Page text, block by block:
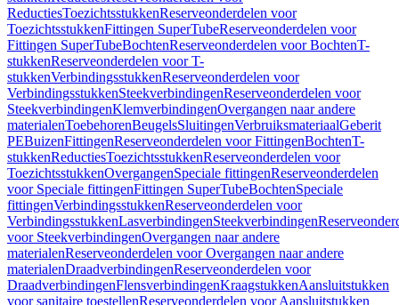
ReductiesToezichtsstukkenReserveonderdelen voor
ToezichtsstukkenFittingen SuperTubeReserveonderdelen voor
Fittingen SuperTubeBochtenReserveonderdelen voor BochtenT-
stukkenReserveonderdelen voor T-
stukkenVerbindingsstukkenReserveonderdelen voor
VerbindingsstukkenSteekverbindingenReserveonderdelen voor
SteekverbindingenKlemverbindingenOvergangen naar andere
materialenToebehorenBeugelsSluitingenVerbruiksmateriaalGeberit
PEBuizenFittingenReserveonderdelen voor FittingenBochtenT-
stukkenReductiesToezichtsstukkenReserveonderdelen voor
ToezichtsstukkenOvergangenSpeciale fittingenReserveonderdelen
voor Speciale fittingenFittingen SuperTubeBochtenSpeciale
fittingenVerbindingsstukkenReserveonderdelen voor
VerbindingsstukkenLasverbindingenSteekverbindingen
voor SteekverbindingenOvergangen naar andere
materialenReserveonderdelen voor Overgangen naar andere
materialenDraadverbindingenReserveonderdelen voor
DraadverbindingenFlensverbindingenKraagstukkenAansluitstukken
voor sanitaire toestellenReserveonderdelen voor Aansluitstukken